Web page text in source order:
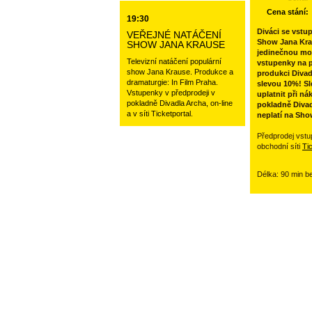
19:30
VEŘEJNÉ NATÁČENÍ
SHOW JANA KRAUSE
Televizní natáčení populární
show Jana Krause. Produkce a
dramaturgie: In Film Praha.
Vstupenky v předprodeji v
pokladně Divadla Archa, on-line
a v síti Ticketportal.
Cena stání:
Diváci se
Show Jana
jedinečnou
vstupenky na
produkci
slevou 10%!
uplatnit při
pokladně
neplatí na
Předprodej
obchodní síti
Délka: 90 min